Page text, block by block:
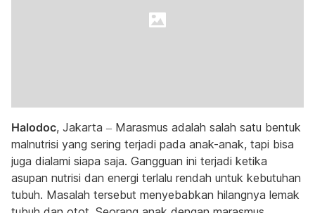
Halodoc, Jakarta – Marasmus adalah salah satu bentuk
malnutrisi yang sering terjadi pada anak-anak, tapi bisa
juga dialami siapa saja. Gangguan ini terjadi ketika
asupan nutrisi dan energi terlalu rendah untuk kebutuhan
tubuh. Masalah tersebut menyebabkan hilangnya lemak